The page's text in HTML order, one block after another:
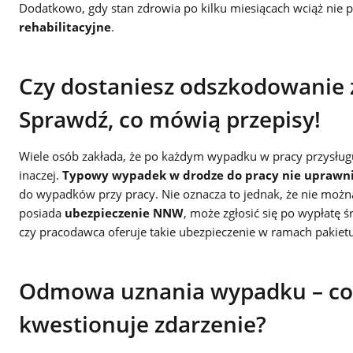
Dodatkowo, gdy stan zdrowia po kilku miesiącach wciąż
rehabilitacyjne.
Czy dostaniesz
Sprawdź, co mówią przepisy!
Wiele osób zakłada, że po każdym wypadku w pracy
inaczej. Typowy wypadek w drodze do pracy nie
do wypadków przy pracy. Nie oznacza to jednak, że nie
posiada ubezpieczenie NNW, może zgłosić się po
czy pracodawca oferuje takie ubezpieczenie w ramach
Odmowa uznania wypadku –
kwestionuje zdarzenie?